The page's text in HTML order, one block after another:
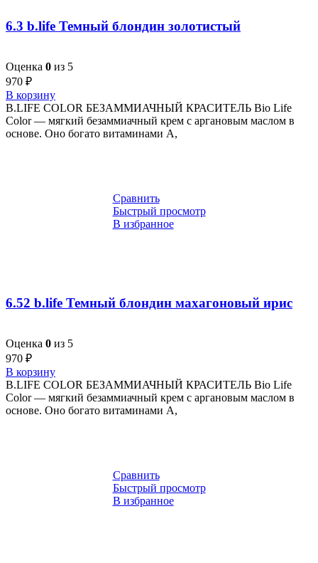
6.3 b.life Темный блондин золотистый
Оценка 0 из 5
970 ₽
В корзину
B.LIFE COLOR БЕЗАММИАЧНЫЙ КРАСИТЕЛЬ Bio Life
Color — мягкий безаммиачный крем с аргановым маслом в
основе. Оно богато витаминами A,
Сравнить
Быстрый просмотр
В избранное
6.52 b.life Темный блондин махагоновый ирис
Оценка 0 из 5
970 ₽
В корзину
B.LIFE COLOR БЕЗАММИАЧНЫЙ КРАСИТЕЛЬ Bio Life
Color — мягкий безаммиачный крем с аргановым маслом в
основе. Оно богато витаминами A,
Сравнить
Быстрый просмотр
В избранное